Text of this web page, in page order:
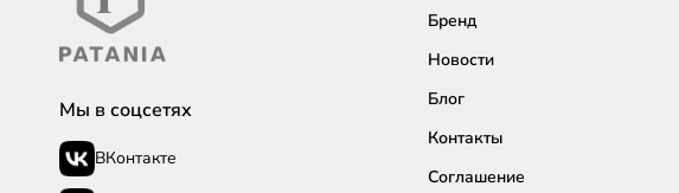
Мы в соцсетях
ВКонтакте
Бренд
Новости
Блог
Контакты
Соглашение